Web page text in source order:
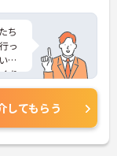
ち
っ
環
り
、
してもらう